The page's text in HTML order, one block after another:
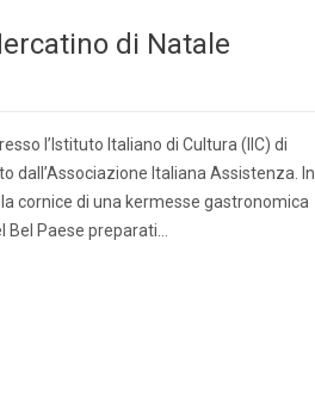
di Natale
l’Istituto Italiano di Cultura (IIC) di
dall’Associazione Italiana Assistenza. In
cornice di una kermesse gastronomica
Paese preparati…